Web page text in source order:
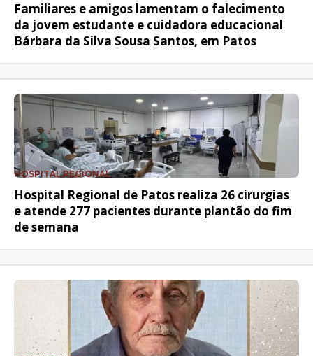
Familiares e amigos lamentam o falecimento
da jovem estudante e cuidadora educacional
Bárbara da Silva Sousa Santos, em Patos
HOSPITAL REGIONAL
Hospital Regional de Patos realiza 26 cirurgias
e atende 277 pacientes durante plantão do fim
de semana